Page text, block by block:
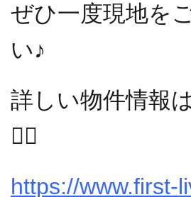
ぜひ一度現地を
い♪
詳しい物件情報
💁‍♂️
https://www.first-